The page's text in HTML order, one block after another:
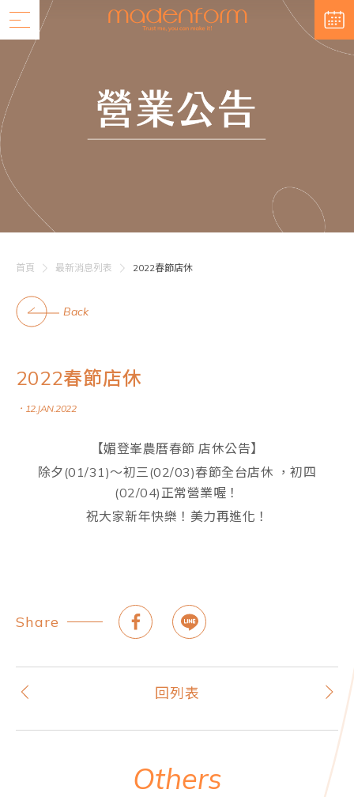
首頁 最新消息列表 2022春節店休
Back
2022春節店休
．12.JAN.2022
【媚登峯農曆春節 店休公告】
除夕(01/31)～初三(02/03)春節全台店休 ，初四
(02/04)正常營業喔！
祝大家新年快樂！美力再進化！
Share
回列表
Others